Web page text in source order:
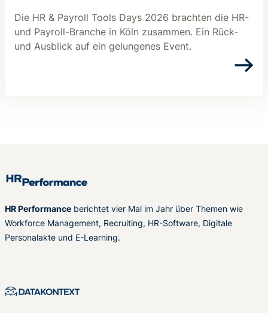
Die HR & Payroll Tools Days 2026 brachten die HR-
und Payroll-Branche in Köln zusammen. Ein Rück-
und Ausblick auf ein gelungenes Event.
HR Performance berichtet vier Mal im Jahr über Themen wie
Workforce Management, Recruiting, HR-Software, Digitale
Personalakte und E-Learning.